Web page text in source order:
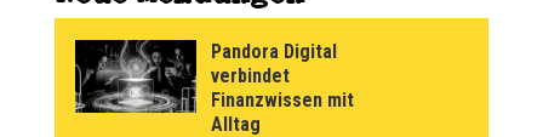
Pandora Digital
verbindet
Finanzwissen mit
Alltag